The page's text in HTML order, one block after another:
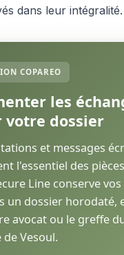
dans leur intégralité.
les
votre dossier
et messages
l'essentiel des
Line conserve
un dossier horodaté,
avocat ou le greffe
Vesoul.